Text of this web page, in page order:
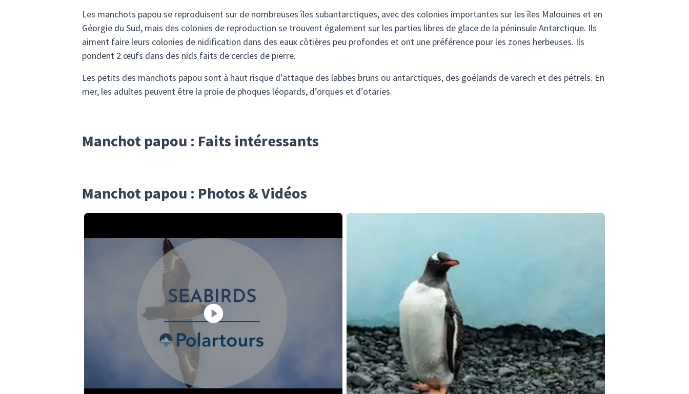
Les manchots papou se reproduisent sur de nombreuses îles subantarctiques, avec des colonies importantes sur les îles Malouines et en
Géorgie du Sud, mais des colonies de reproduction se trouvent également sur les parties libres de glace de la péninsule Antarctique. Ils
aiment faire leurs colonies de nidification dans des eaux côtières peu profondes et ont une préférence pour les zones herbeuses. Ils
pondent 2 œufs dans des nids faits de cercles de pierre.
Les petits des manchots papou sont à haut risque d’attaque des labbes bruns ou antarctiques, des goélands de varech et des pétrels. En
mer, les adultes peuvent être la proie de phoques léopards, d’orques et d’otaries.
Manchot papou : Faits intéressants
Manchot papou : Photos & Vidéos